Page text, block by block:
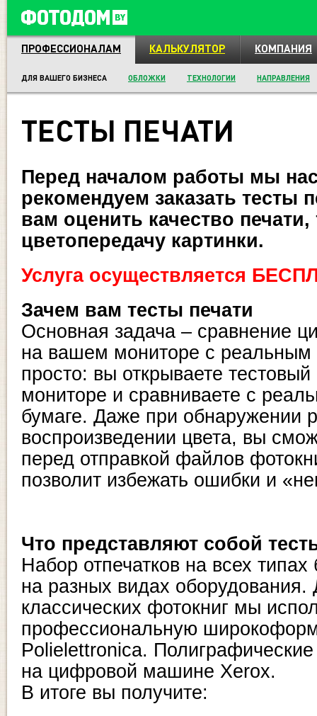
ПРОФЕССИОНАЛАМ КАЛЬКУЛЯТОР КОМПАНИЯ
ДЛЯ ВАШЕГО БИЗНЕСА ОБЛОЖКИ ТЕХНОЛОГИИ НАПРАВЛЕНИЯ
ТЕСТЫ ПЕЧАТИ
Перед началом работы мы
рекомендуем заказать тесты
вам оценить качество печати,
цветопередачу картинки.
Услуга осуществляется
Зачем вам тесты печати
Основная задача – сравнение
на вашем мониторе с реальным
просто: вы открываете
мониторе и сравниваете с
бумаге. Даже при обнаружении
воспроизведении цвета, вы
перед отправкой файлов
позволит избежать ошибки и
Что представляют собой
Набор отпечатков на всех
на разных видах оборудования.
классических фотокниг мы
профессиональную
Polielettronica.
на цифровой машине Xerox.
В итоге вы получите: